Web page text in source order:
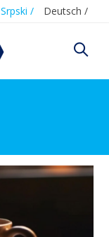
Srpski / Deutsch /